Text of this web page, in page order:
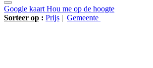
Google kaart Hou me op de hoogte
Sorteer op : Prijs | Gemeente